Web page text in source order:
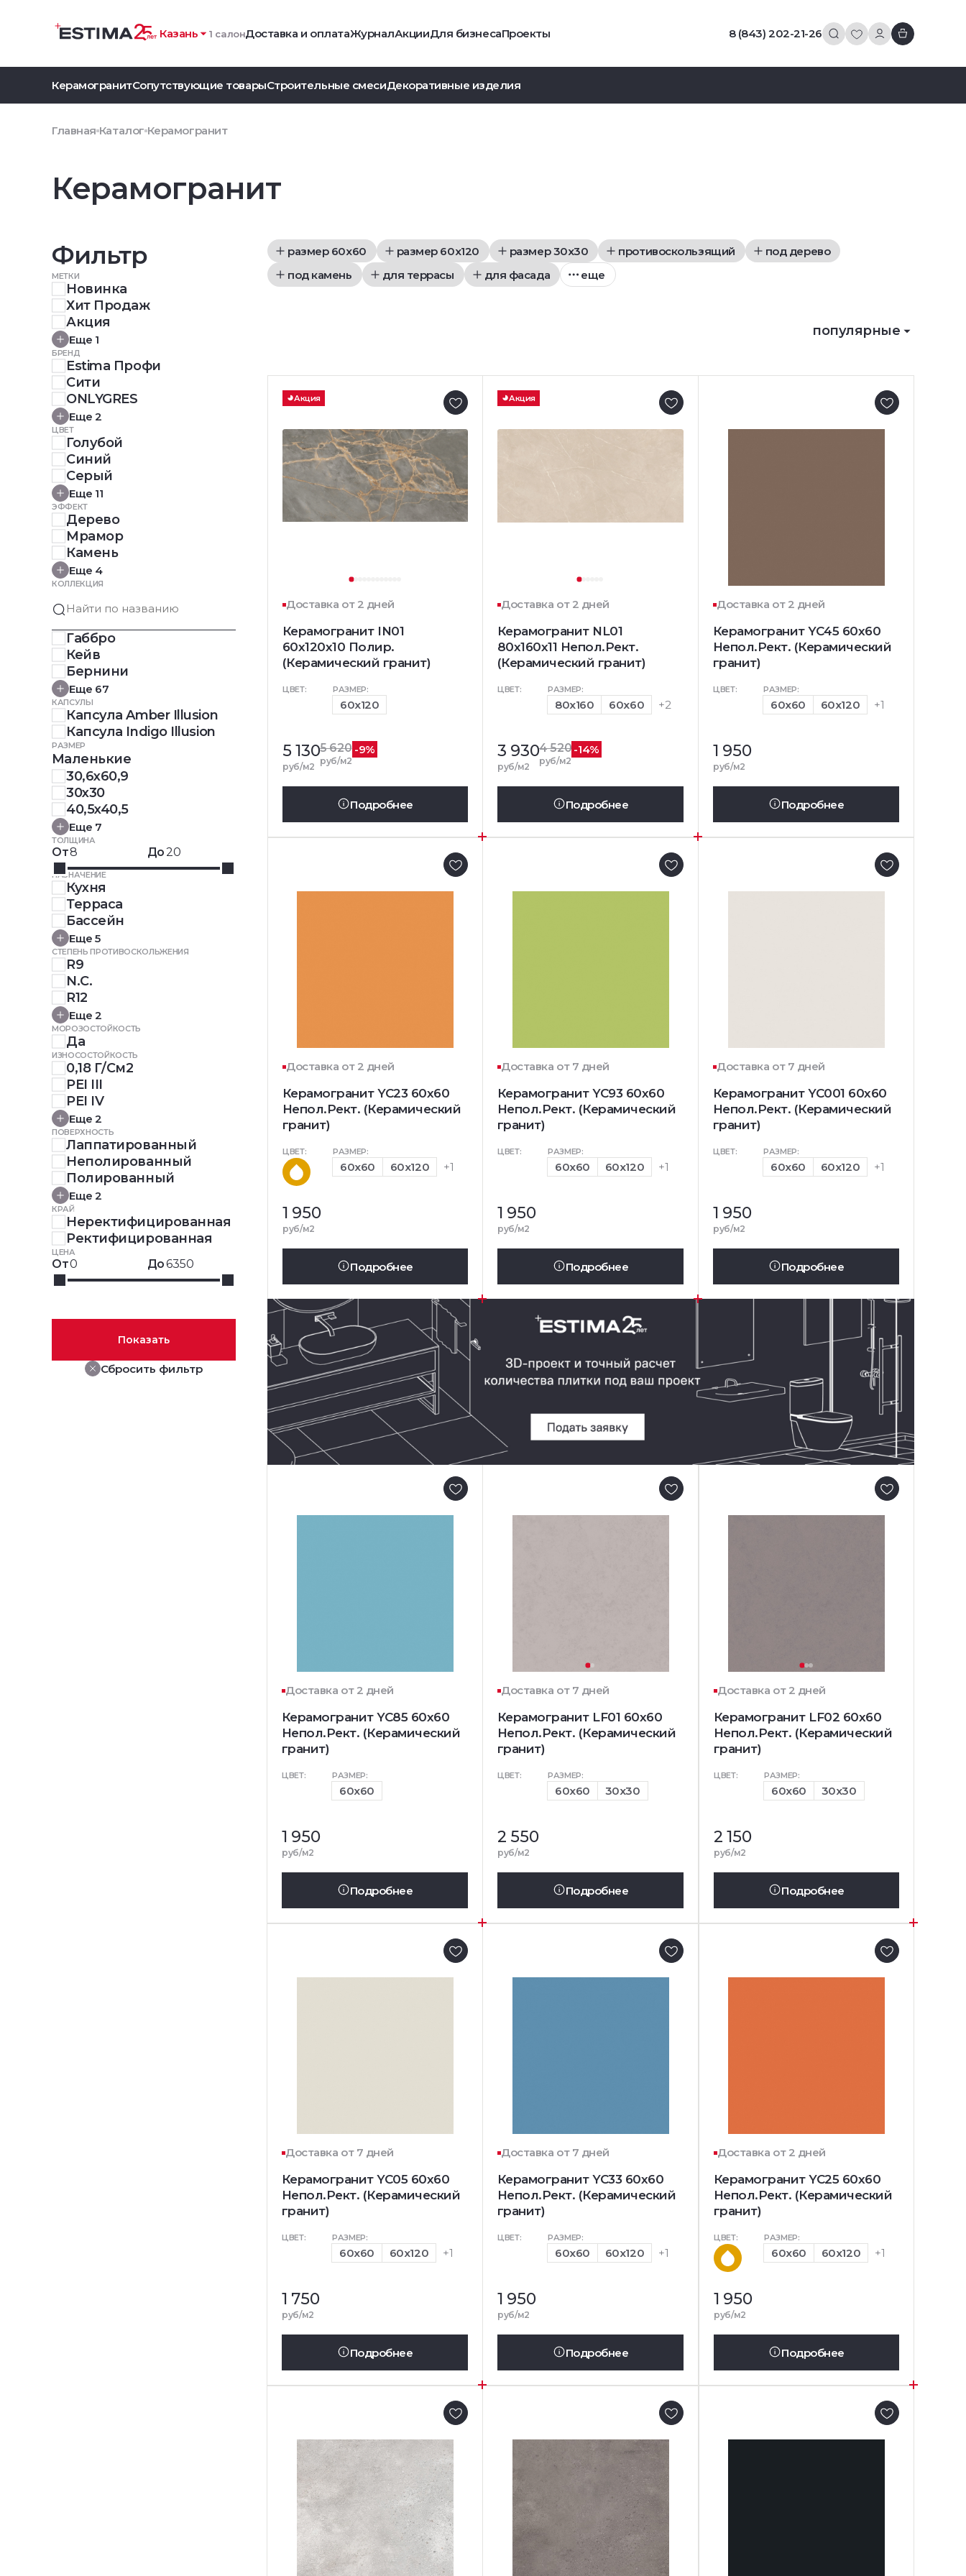
Казань 1 салонДоставка и оплатаЖурналАкцииДля бизнесаПроекты 8 (843) 202-21-26
КерамогранитСопутствующие товарыСтроительные смесиДекоративные изделия
Главная Каталог Керамогранит
Керамогранит
Фильтр
МЕТКИ
Новинка
Хит Продаж
Акция
Еще 1
БРЕНД
Estima Профи
Сити
ONLYGRES
Еще 2
ЦВЕТ
Голубой
Синий
Серый
Еще 11
ЭФФЕКТ
Дерево
Мрамор
Камень
Еще 4
КОЛЛЕКЦИЯ
Габбро
Кейв
Бернини
Еще 67
КАПСУЛЫ
Капсула Amber Illusion
Капсула Indigo Illusion
РАЗМЕР
Маленькие
30,6x60,9
30x30
40,5x40,5
Еще 7
ТОЛЩИНА
От До
НАЗНАЧЕНИЕ
Кухня
Терраса
Бассейн
Еще 5
СТЕПЕНЬ ПРОТИВОСКОЛЬЖЕНИЯ
R9
N.C.
R12
Еще 2
МОРОЗОСТОЙКОСТЬ
Да
ИЗНОСОСТОЙКОСТЬ
0,18 Г/см2
PEI III
PEI IV
Еще 2
ПОВЕРХНОСТЬ
Лаппатированный
Неполированный
Полированный
Еще 2
КРАЙ
Неректифицированная
Ректифицированная
ЦЕНА
От До
Показать
Сбросить фильтр
размер 60x60 размер 60x120 размер 30x30 противоскользящий
под дерево
под камень
для террасы для фасада еще
популярные
Акция
Доставка от 2 дней
Керамогранит IN01
60x120х10 Полир.
(Керамический гранит)
ЦВЕТ: РАЗМЕР:
60x120
5 130
руб/м2
5 620
руб/м2
-9%
Подробнее
Акция
Доставка от 2 дней
Керамогранит NL01
80x160x11 Непол.Рект.
(Керамический гранит)
ЦВЕТ: РАЗМЕР:
80x160 60x60 +2
3 930
руб/м2
4 520
руб/м2
-14%
Подробнее
Доставка от 2 дней
Керамогранит YC45 60x60
Непол.Рект. (Керамический
гранит)
ЦВЕТ: РАЗМЕР:
60x60 60x120 +1
1 950
руб/м2
Подробнее
Доставка от 2 дней
Керамогранит YC23 60x60
Непол.Рект. (Керамический
гранит)
ЦВЕТ: РАЗМЕР:
60x60 60x120 +1
1 950
руб/м2
Подробнее
Доставка от 7 дней
Керамогранит YC93 60x60
Непол.Рект. (Керамический
гранит)
ЦВЕТ: РАЗМЕР:
60x60 60x120 +1
1 950
руб/м2
Подробнее
Доставка от 7 дней
Керамогранит YC001 60x60
Непол.Рект. (Керамический
гранит)
ЦВЕТ: РАЗМЕР:
60x60 60x120 +1
1 950
руб/м2
Подробнее
Доставка от 2 дней
Керамогранит YC85 60x60
Непол.Рект. (Керамический
гранит)
ЦВЕТ: РАЗМЕР:
60x60
1 950
руб/м2
Подробнее
Доставка от 7 дней
Керамогранит LF01 60x60
Непол.Рект. (Керамический
гранит)
ЦВЕТ: РАЗМЕР:
60x60 30x30
2 550
руб/м2
Подробнее
Доставка от 2 дней
Керамогранит LF02 60x60
Непол.Рект. (Керамический
гранит)
ЦВЕТ: РАЗМЕР:
60x60 30x30
2 150
руб/м2
Подробнее
Доставка от 7 дней
Керамогранит YC05 60x60
Непол.Рект. (Керамический
гранит)
ЦВЕТ: РАЗМЕР:
60x60 60x120 +1
1 750
руб/м2
Подробнее
Доставка от 7 дней
Керамогранит YC33 60x60
Непол.Рект. (Керамический
гранит)
ЦВЕТ: РАЗМЕР:
60x60 60x120 +1
1 950
руб/м2
Подробнее
Доставка от 2 дней
Керамогранит YC25 60x60
Непол.Рект. (Керамический
гранит)
ЦВЕТ: РАЗМЕР:
60x60 60x120 +1
1 950
руб/м2
Подробнее